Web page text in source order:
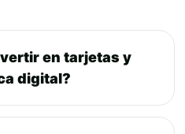
en tarjetas y
digital?